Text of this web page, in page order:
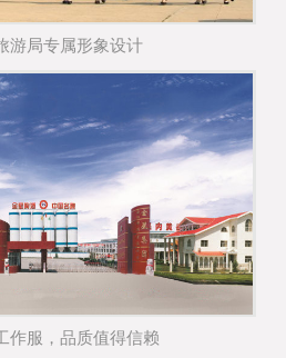
游局专属形象设计
作服，品质值得信赖